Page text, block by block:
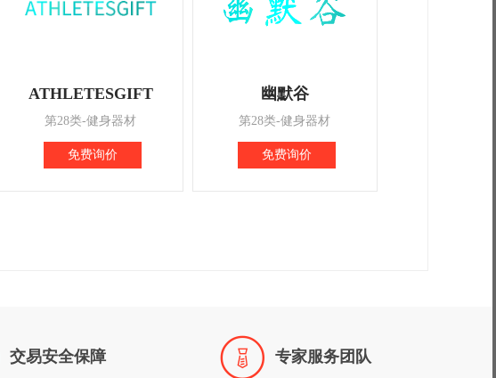
ATHLETESGIFT
第28类-健身器材
免费询价
幽默谷
第28类-健身器材
免费询价
交易安全保障  专家服务团队